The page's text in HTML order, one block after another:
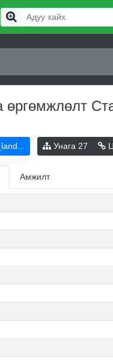
өргөмжлөлт
Унага 27
Амжилт